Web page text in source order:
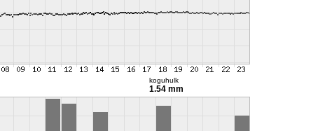
koguhulk
1.54 mm